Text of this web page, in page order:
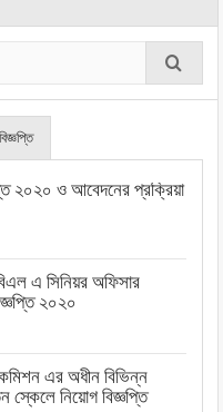
২০২০ ও আবেদনের প্রক্রিয়া
এ সিনিয়র অফিসার
২০২০
কমিশন এর অধীন বিভিন্ন
স্কেলে নিয়োগ বিজ্ঞপ্তি